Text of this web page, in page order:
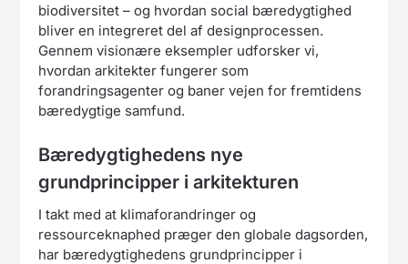
biodiversitet – og hvordan social bæredygtighed
bliver en integreret del af designprocessen.
Gennem visionære eksempler udforsker vi,
hvordan arkitekter fungerer som
forandringsagenter og baner vejen for fremtidens
bæredygtige samfund.
Bæredygtighedens nye
grundprincipper i arkitekturen
I takt med at klimaforandringer og
ressourceknaphed præger den globale dagsorden,
har bæredygtighedens grundprincipper i